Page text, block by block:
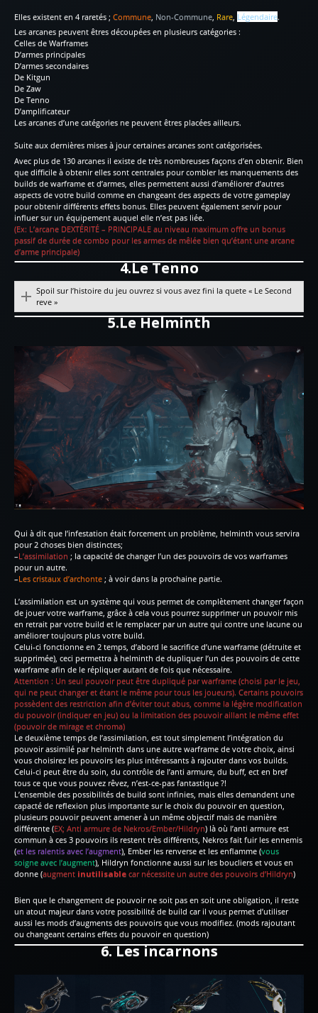
Elles existent en 4 raretés ; Commune Non-Commune Rare Légendaire.
Les arcanes peuvent êtres découpées en plusieurs catégories :
Celles de Warframes
D’armes principales
D’armes secondaires
De Kitgun
De Zaw
De Tenno
D’amplificateur
Les arcanes d’une catégories ne peuvent êtres placées ailleurs.
Suite aux dernières mises à jour certaines arcanes sont catégorisées.
Avec plus de 130 arcanes il existe de très nombreuses façons d’en obtenir. Bien
que difficile à obtenir elles sont centrales pour combler les manquements des
builds de warframe et d’armes, elles permettent aussi d’améliorer d’autres
aspects de votre build comme en changeant des aspects de votre gameplay
pour obtenir différents effets bonus. Elles peuvent également servir pour
influer sur un équipement auquel elle n’est pas liée.
(Ex: L’arcane DEXTÉRITÉ – PRINCIPALE au niveau maximum offre un bonus
passif de durée de combo pour les armes de mêlée bien qu’étant une arcane
d’arme principale)
4.Le Tenno
Spoil sur l’histoire du jeu ouvrez si vous avez fini la quete « Le Second
reve »
5.Le Helminth
Qui à dit que l’infestation était forcement un problème, helminth vous servira
pour 2 choses bien distinctes;
–L’assimilation ; la capacité de changer l’un des pouvoirs de vos warframes
pour un autre.
–Les cristaux d’archonte ; à voir dans la prochaine partie.
L’assimilation est un système qui vous permet de complètement changer façon
de jouer votre warframe, grâce à cela vous pourrez supprimer un pouvoir mis
en retrait par votre build et le remplacer par un autre qui contre une lacune ou
améliorer toujours plus votre build.
Celui-ci fonctionne en 2 temps, d’abord le sacrifice d’une warframe (détruite et
supprimée), ceci permettra à helminth de dupliquer l’un des pouvoirs de cette
warframe afin de le répliquer autant de fois que nécessaire.
Attention : Un seul pouvoir peut être dupliqué par warframe (choisi par le jeu,
qui ne peut changer et étant le même pour tous les joueurs). Certains pouvoirs
possèdent des restriction afin d’éviter tout abus, comme la légère modification
du pouvoir (indiquer en jeu) ou la limitation des pouvoir aillant le même effet
(pouvoir de mirage et chroma)
Le deuxième temps de l’assimilation, est tout simplement l’intégration du
pouvoir assimilé par helminth dans une autre warframe de votre choix, ainsi
vous choisirez les pouvoirs les plus intéressants à rajouter dans vos builds.
Celui-ci peut être du soin, du contrôle de l’anti armure, du buff, ect en bref
tous ce que vous pouvez rêvez, n’est-ce-pas fantastique ?!
L’ensemble des possibilités de build sont infinies, mais elles demandent une
capacté de reflexion plus importante sur le choix du pouvoir en question,
plusieurs pouvoir peuvent amener à un même objectif mais de manière
différente (EX; Anti armure de Nekros/Ember/Hildryn) là où l’anti armure est
commun à ces 3 pouvoirs ils restent très différents, Nekros fait fuir les ennemis
(et les ralentis avec l’augment), Ember les renverse et les enflamme (vous
soigne avec l’augment), Hildryn fonctionne aussi sur les boucliers et vous en
donne (augment inutilisable car nécessite un autre des pouvoirs d’Hildryn)
Bien que le changement de pouvoir ne soit pas en soit une obligation, il reste
un atout majeur dans votre possibilité de build car il vous permet d’utiliser
aussi les mods d’augments des pouvoirs que vous modifiez. (mods rajoutant
ou changeant certains effets du pouvoir en question)
6. Les incarnons